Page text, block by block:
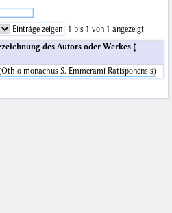
Einträge zeigen
1 bis 1 von 1 angezeigt
des Autors oder Werkes
monachus S. Emmerami Ratisponensis)